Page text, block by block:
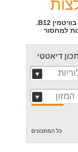
מרגישים מדוכדכים, לא מרוכזים ועייפים? יכול להיות שהתחושות הקשות נובעות ממחסור בוויטמין B12.
למחסור
דיאטטי
המזון
כל המתכונים